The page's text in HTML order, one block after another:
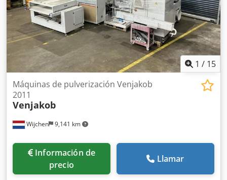
recargo: IVA deducible para empresas. Entrega y
aceptación de equipos usados disponibles en cualquier
momento para todo tipo de maquinaria industrial. Yorick
Diebels Dcjdpozmvi Sefx Alijk
1 / 15
Wijchen 9,141 km
Máquinas de pulverización Venjakob
2011
Venjakob
Información de
precio
Llamar